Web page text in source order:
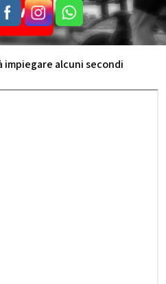
impiegare alcuni secondi